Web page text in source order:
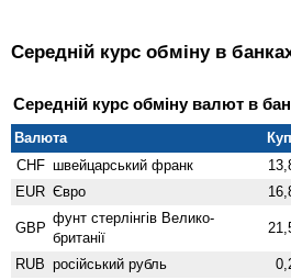
Середній курс обміну в
Середній курс обміну валют в
Валюта
CHF швейцарський франк
EUR Євро
GBP
фунт стерлінгів Велико­
британії
RUB російський рубль